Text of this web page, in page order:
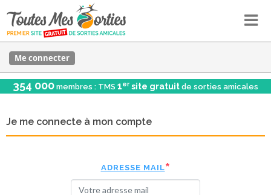
Me connecter
354 000 membres : TMS 1er site gratuit de sorties amicales
Je me connecte à mon compte
ADRESSE MAIL